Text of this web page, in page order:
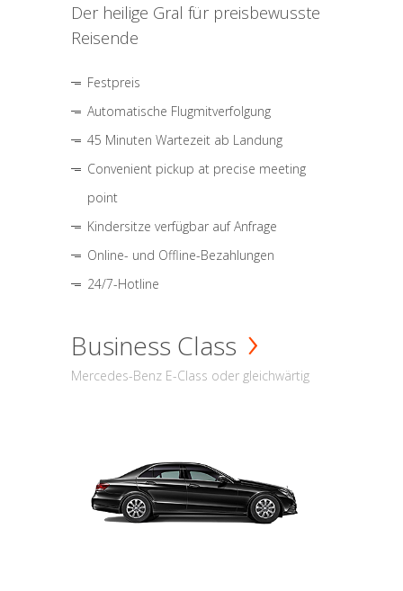
Der heilige Gral für preisbewusste
Reisende
Festpreis
Automatische Flugmitverfolgung
45 Minuten Wartezeit ab Landung
Convenient pickup at precise meeting
point
Kindersitze verfügbar auf Anfrage
Online- und Offline-Bezahlungen
24/7-Hotline
Business Class
Mercedes-Benz E-Class oder gleichwärtig